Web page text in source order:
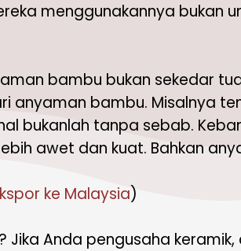
menggunakannya bukan
bambu bukan sekedar
anyaman bambu. Misalnya
bukanlah tanpa sebab.
awet dan kuat. Bahkan
ke Malaysia)
Anda pengusaha